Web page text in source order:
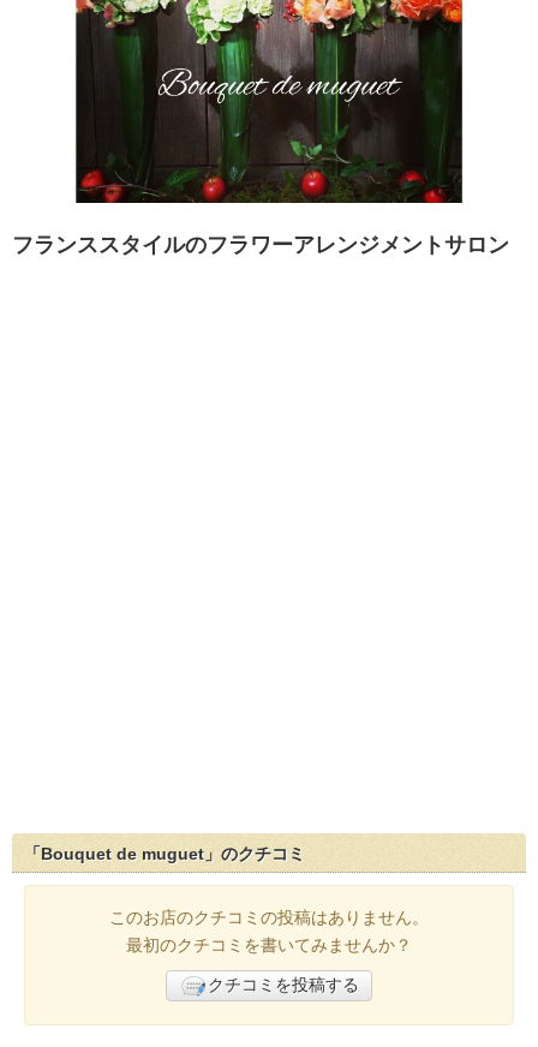
フランススタイルのフラワーアレンジメントサロン
「Bouquet de muguet」のクチコミ
このお店のクチコミの投稿はありません。
最初のクチコミを書いてみませんか？
クチコミを投稿する